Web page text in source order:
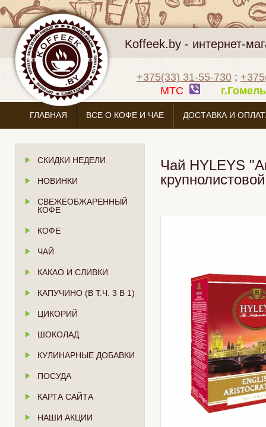
Koffeek.by - интернет-
+375(33) 31-55-730 ;
МТС
ГЛАВНАЯ ВСЕ О КОФЕ И ЧАЕ ДОСТАВКА И
СКИДКИ НЕДЕЛИ
НОВИНКИ
СВЕЖЕОБЖАРЕННЫЙ
КОФЕ
КОФЕ
ЧАЙ
КАКАО И СЛИВКИ
КАПУЧИНО (В Т.Ч. 3 В 1)
ЦИКОРИЙ
ШОКОЛАД
КУЛИНАРНЫЕ ДОБАВКИ
ПОСУДА
КАРТА САЙТА
НАШИ АКЦИИ
Чай HYLEYS